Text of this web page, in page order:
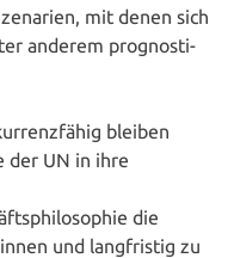
mit denen sich
anderem pro­gnos­ti­
bleiben
der UN in ihre
die
und lang­fris­tig zu